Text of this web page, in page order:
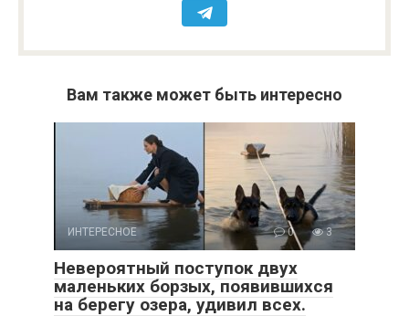
Вам также может быть интересно
ИНТЕРЕСНОЕ 0 3
Невероятный поступок двух
маленьких борзых, появившихся
на берегу озера, удивил всех.